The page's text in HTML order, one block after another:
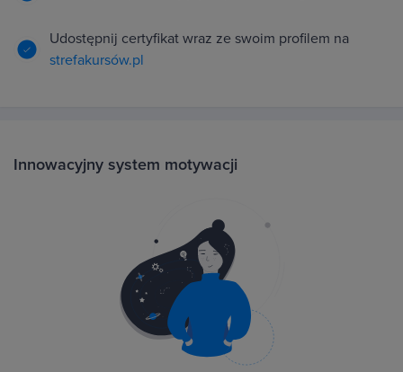
Udostępnij certyfikat wraz ze swoim profilem na
strefakursów.pl
Innowacyjny system motywacji